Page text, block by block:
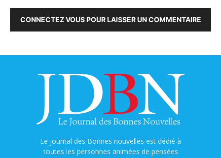
CONNECTEZ VOUS POUR LAISSER UN COMMENTAIRE
Le journal des Bonnes nouvelles est dédié à
toutes les personnes animées de pensées